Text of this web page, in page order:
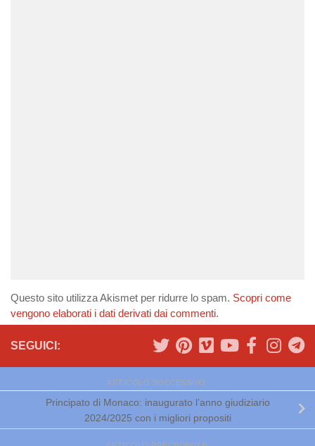
Questo sito utilizza Akismet per ridurre lo spam. Scopri come
vengono elaborati i dati derivati dai commenti.
SEGUICI:
ARTICOLO SUCCESSIVO
Principato di Monaco: inaugurato l’anno giudiziario
2024/2025 con i migliori propositi